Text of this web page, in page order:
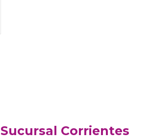
Sucursal Corrientes